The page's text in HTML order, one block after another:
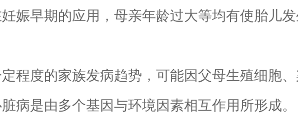
娠早期的应用，母亲年龄过大等均有使胎儿发
度的家族发病趋势，可能因父母生殖细胞、
病是由多个基因与环境因素相互作用所形成。